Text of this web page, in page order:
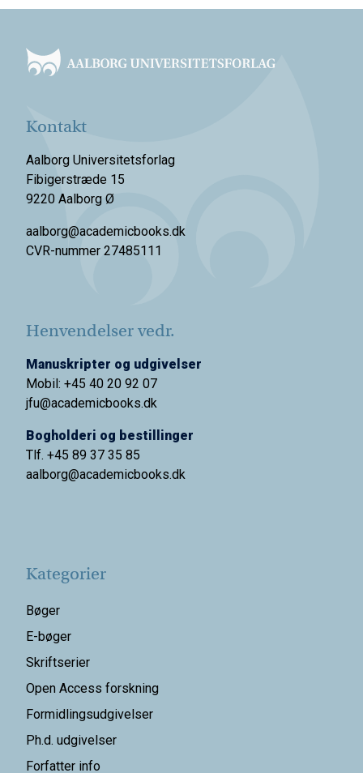
Kontakt
Aalborg Universitetsforlag
Fibigerstræde 15
9220 Aalborg Ø
aalborg@academicbooks.dk
CVR-nummer 27485111
Henvendelser vedr.
Manuskripter og udgivelser
Mobil: +45 40 20 92 07
jfu@academicbooks.dk
Bogholderi og bestillinger
Tlf. +45 89 37 35 85
aalborg@academicbooks.dk
Kategorier
Bøger
E-bøger
Skriftserier
Open Access forskning
Formidlingsudgivelser
Ph.d. udgivelser
Forfatter info